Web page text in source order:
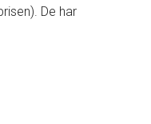
De har